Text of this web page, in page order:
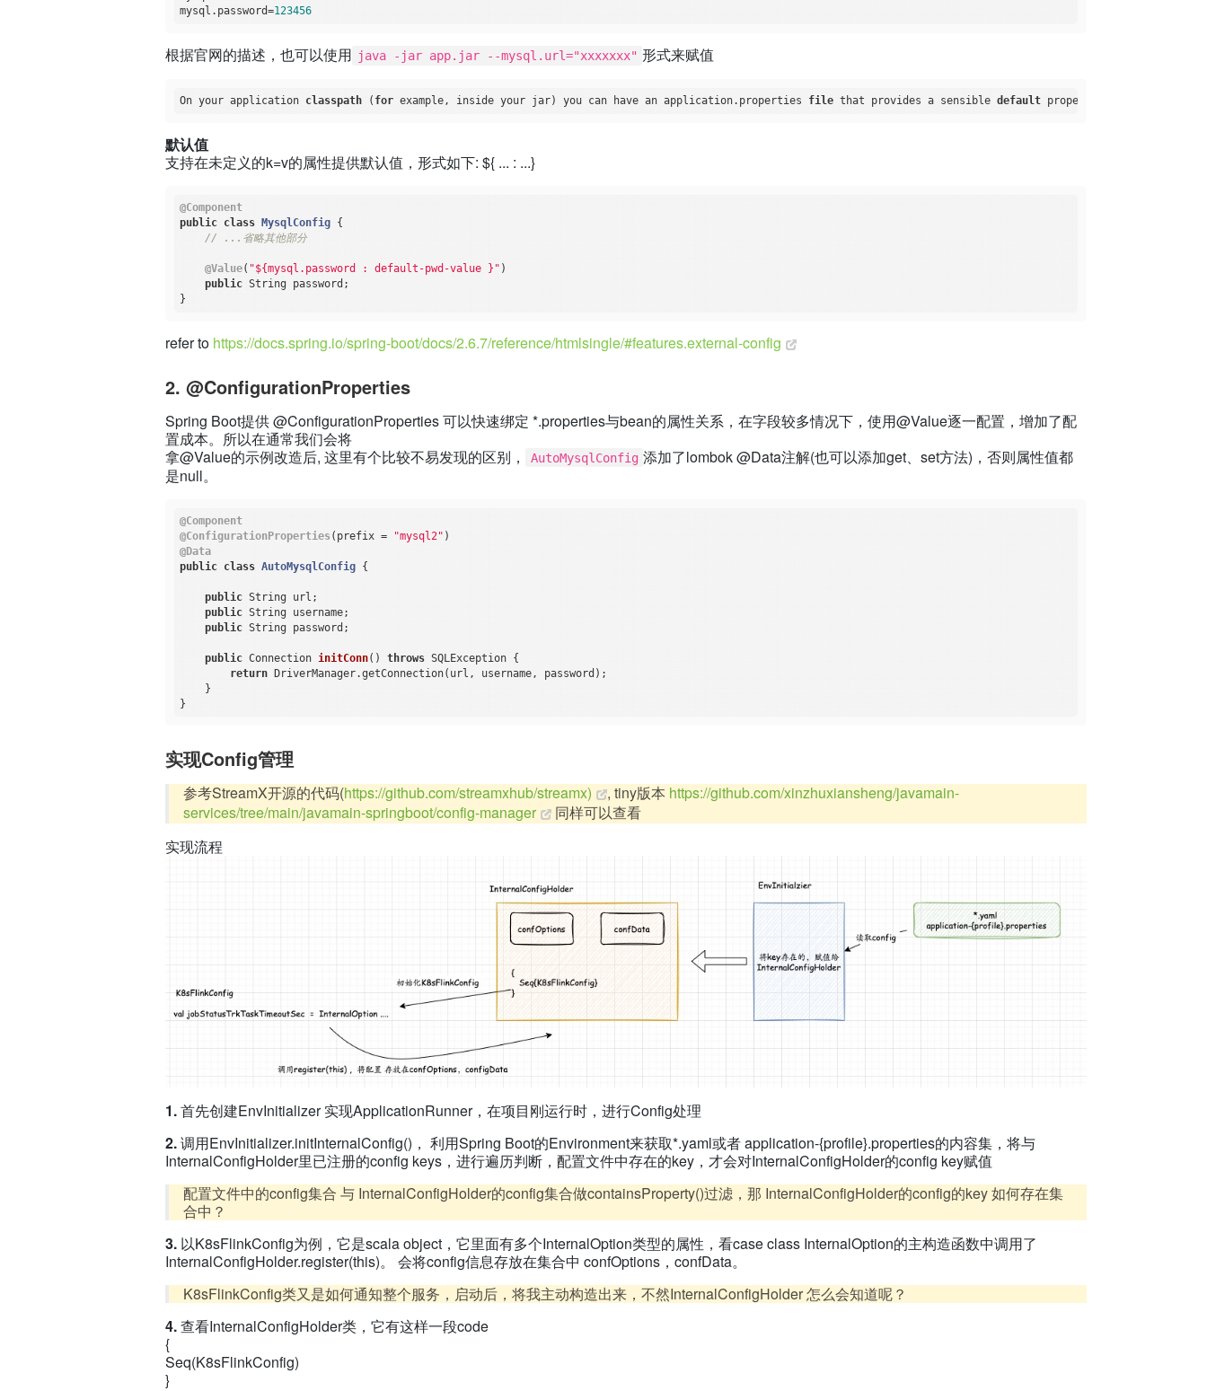
mysql.password=123456
根据官网的描述，也可以使用 java -jar app.jar --mysql.url="xxxxxxx" 形式来赋值
On your application classpath ( for example, inside your jar) you can have an application.properties file that provides a sensible default property value
默认值
支持在未定义的k=v的属性提供默认值，形式如下: ${ ... : ...}
@Component
public class MysqlConfig {
// ...省略其他部分
@Value( "${mysql.password : default-pwd-value }" )
public String password;
refer to https://docs.spring.io/spring-boot/docs/2.6.7/reference/htmlsingle/#features.external-config
2. @ConfigurationProperties
Spring Boot提供 @ConfigurationProperties 可以快速绑定 *.properties与bean的属性关系，在字段较多情况下，使用@Value逐一配置，增加了配
置成本。所以在通常我们会将
拿@Value的示例改造后, 这里有个比较不易发现的区别，
AutoMysqlConfig 添加了lombok @Data注解(也可以添加get、set方法)，否则属性值都
是null。
@Component
@ConfigurationProperties (prefix = "mysql2"
@Data
public class AutoMysqlConfig {
public String url;
public String username;
public String password;
public Connection initConn() throws SQLException {
return DriverManager.getConnection(url, username, password);
    }
实现Config管理
参考StreamX开源的代码(https://github.com/streamxhub/streamx) , tiny版本 https://github.com/xinzhuxiansheng/javamain-
services/tree/main/javamain-springboot/config-manager
同样可以查看
实现流程
1.首先创建EnvInitializer 实现ApplicationRunner，在项目刚运行时，进行Config处理
2.调用EnvInitializer.initInternalConfig()， 利用Spring Boot的Environment来获取*.yaml或者 application-{profile}.properties的内容集，将与
InternalConfigHolder里已注册的config keys，进行遍历判断，配置文件中存在的key，才会对InternalConfigHolder的config key赋值
配置文件中的config集合 与 InternalConfigHolder的config集合做containsProperty()过滤，那 InternalConfigHolder的config的key 如何存在集
合中？
3. 以K8sFlinkConfig为例，它是scala object，它里面有多个InternalOption类型的属性，看case class InternalOption的主构造函数中调用了
InternalConfigHolder.register(this)。 会将config信息存放在集合中 confOptions，confData。
K8sFlinkConfig类又是如何通知整个服务，启动后，将我主动构造出来，不然InternalConfigHolder 怎么会知道呢？
4.查看InternalConfigHolder类，它有这样一段code
{
Seq(K8sFlinkConfig)
}